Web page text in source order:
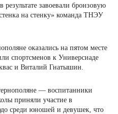
результате завоевали бронзовую
на стенку» команда ТНЭУ
оказались на пятом месте
спортсменов к Универсиаде
и Виталий Гнатышин.
— воспитанники
приняли участие в
среди юношей и девушек, что